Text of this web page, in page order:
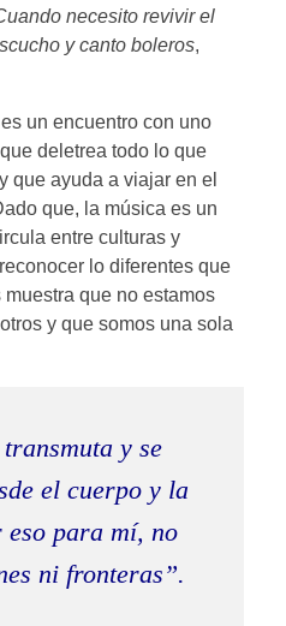
necesito revivir el
y canto boleros,
un encuentro con uno
deletrea todo lo que
que ayuda a viajar en el
que, la música es un
entre culturas y
lo diferentes que
que no estamos
y que somos una sola
y se
el cuerpo y la
eso para mí, no
ni fronteras”.